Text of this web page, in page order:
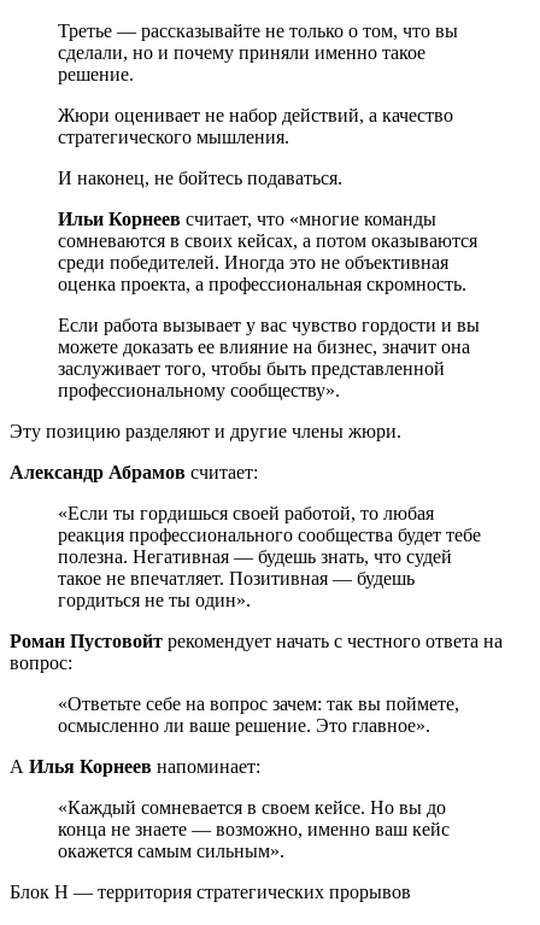
Третье — рассказывайте не только о том, что вы
сделали, но и почему приняли именно такое
решение.
Жюри оценивает не набор действий, а качество
стратегического мышления.
И наконец, не бойтесь подаваться.
Ильи Корнеев считает, что «многие команды
сомневаются в своих кейсах, а потом оказываются
среди победителей. Иногда это не объективная
оценка проекта, а профессиональная скромность.
Если работа вызывает у вас чувство гордости и вы
можете доказать ее влияние на бизнес, значит она
заслуживает того, чтобы быть представленной
профессиональному сообществу».
Эту позицию разделяют и другие члены жюри.
Александр Абрамов считает:
«Если ты гордишься своей работой, то любая
реакция профессионального сообщества будет тебе
полезна. Негативная — будешь знать, что судей
такое не впечатляет. Позитивная — будешь
гордиться не ты один».
Роман Пустовойт рекомендует начать с честного ответа на
вопрос:
«Ответьте себе на вопрос зачем: так вы поймете,
осмысленно ли ваше решение. Это главное».
А Илья Корнеев напоминает:
«Каждый сомневается в своем кейсе. Но вы до
конца не знаете — возможно, именно ваш кейс
окажется самым сильным».
Блок H — территория стратегических прорывов